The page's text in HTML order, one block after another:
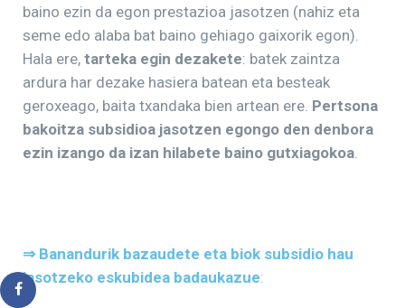
baino ezin da egon prestazioa jasotzen (nahiz eta
seme edo alaba bat baino gehiago gaixorik egon).
Hala ere, tarteka egin dezakete: batek zaintza
ardura har dezake hasiera batean eta besteak
geroxeago, baita txandaka bien artean ere. Pertsona
bakoitza subsidioa jasotzen egongo den denbora
ezin izango da izan hilabete baino gutxiagokoa.
⇒ Banandurik bazaudete eta biok subsidio hau
jasotzeko eskubidea badaukazue: